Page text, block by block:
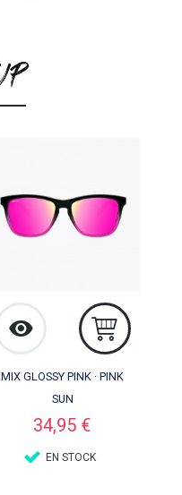
MIX GLOSSY PINK · PINK
SUN
Precio
34,95 €
EN STOCK